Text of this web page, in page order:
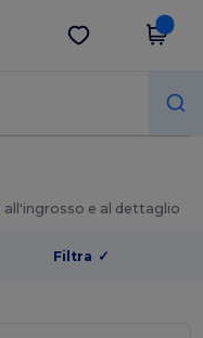
Scarica app
all'ingrosso e al dettaglio
Filtra ✓